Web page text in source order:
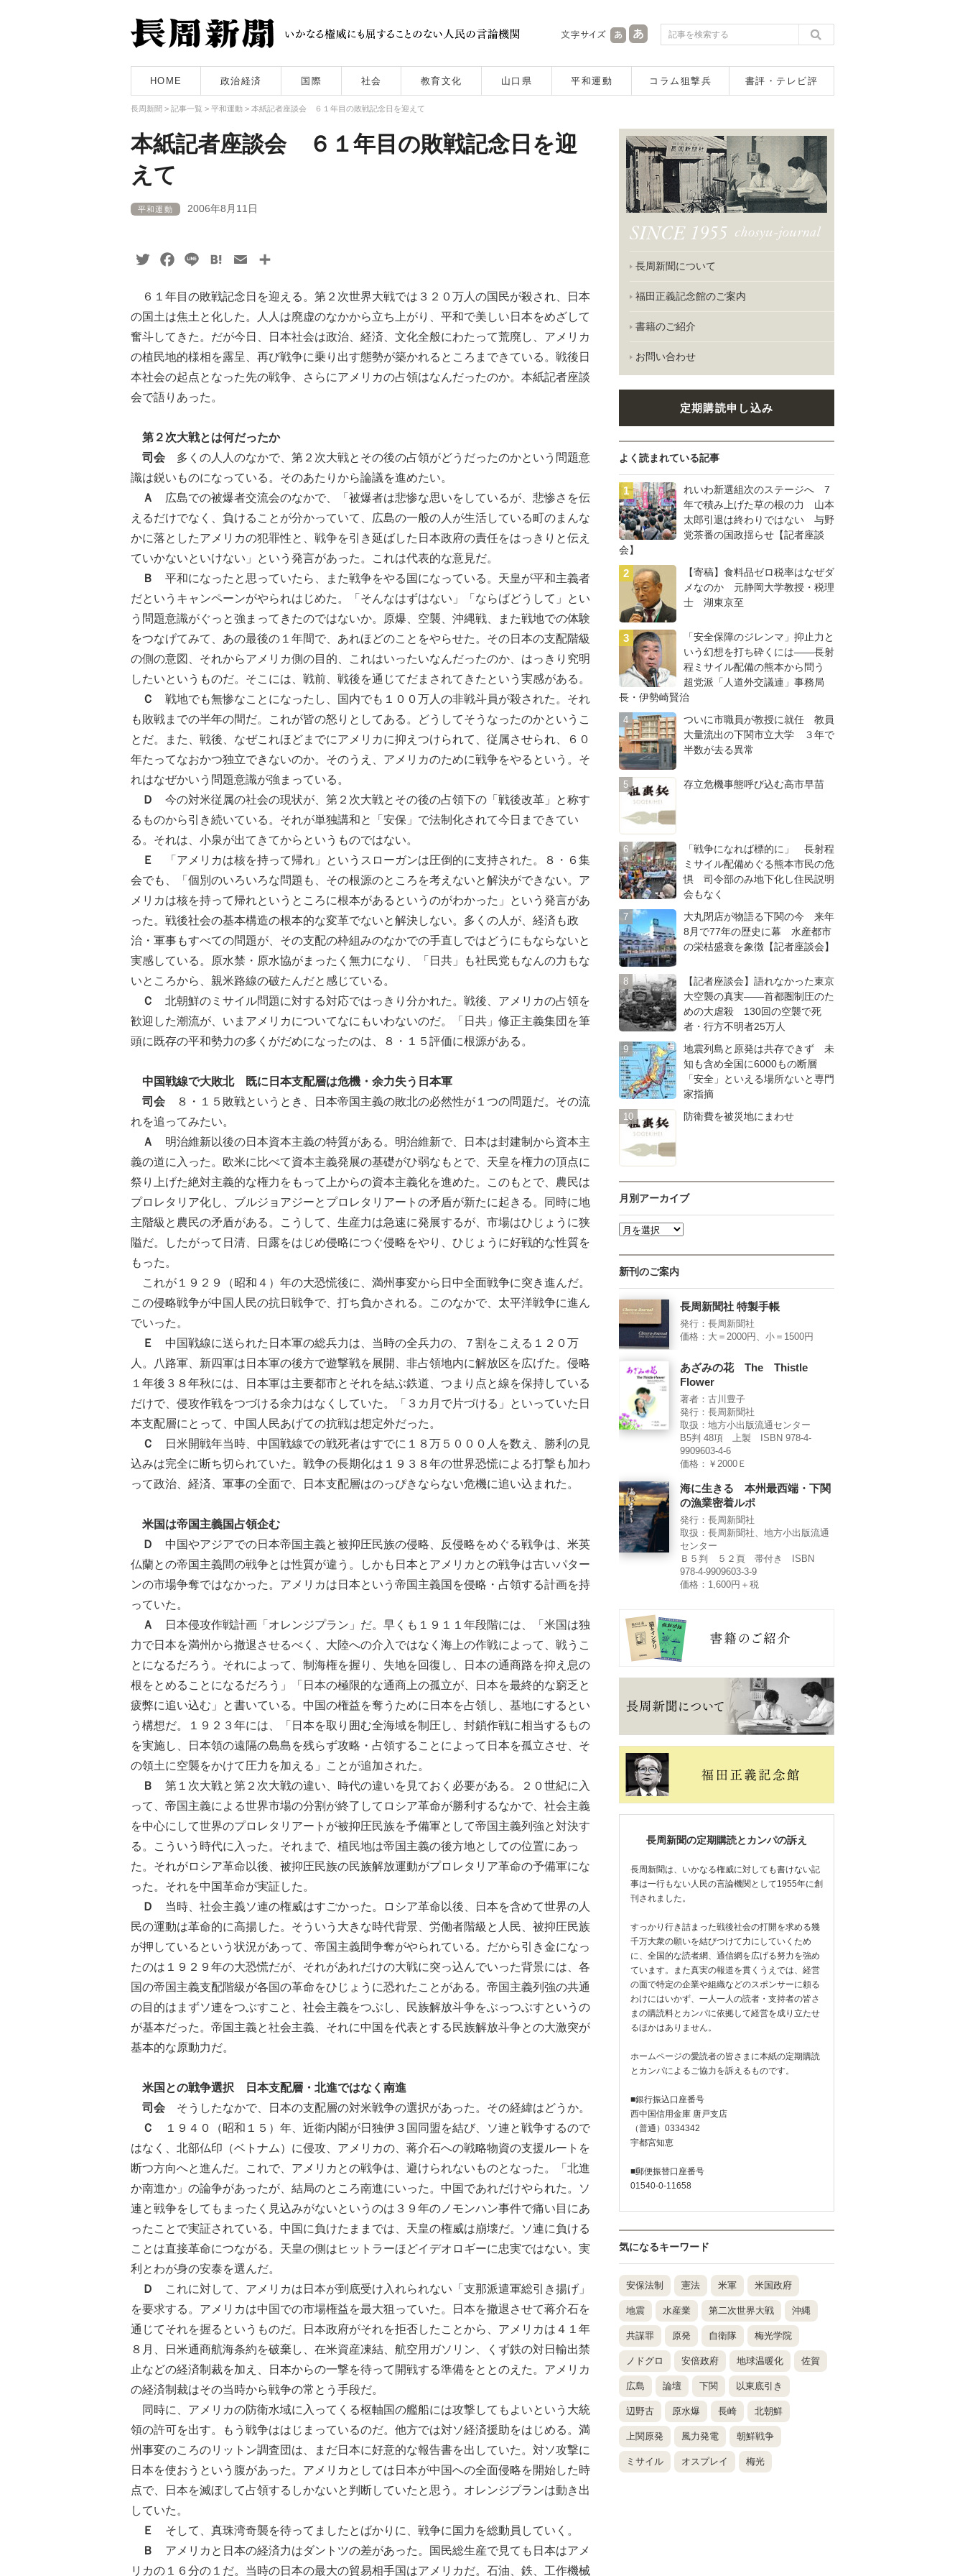
HOME 政治経済 国際 社会 教育文化 山口県 平和運動 コラム狙撃兵 書評・テレビ評
長周新聞 > 記事一覧 > 平和運動 > 本紙記者座談会 ６１年目の敗戦記念日を迎えて
本紙記者座談会 ６１年目の敗戦記念日を迎
えて
平和運動 2006年8月11日
TwitterFacebook
Line HatenaEmail
６１年目の敗戦記念日を迎える。第２次世界大戦では３２０万人の国民が殺され、日本
の国土は焦土と化した。人人は廃虚のなかから立ち上がり、平和で美しい日本をめざして
奮斗してきた。だが今日、日本社会は政治、経済、文化全般にわたって荒廃し、アメリカ
の植民地的様相を露呈、再び戦争に乗り出す態勢が築かれるところまできている。戦後日
本社会の起点となった先の戦争、さらにアメリカの占領はなんだったのか。本紙記者座談
会で語りあった。
第２次大戦とは何だったか
司会 多くの人人のなかで、第２次大戦とその後の占領がどうだったのかという問題意
識は鋭いものになっている。そのあたりから論議を進めたい。
Ａ
広島での被爆者交流会のなかで、「被爆者は悲惨な思いをしているが、悲惨さを伝
えるだけでなく、負けることが分かっていて、広島の一般の人が生活している町のまんな
かに落としたアメリカの犯罪性と、戦争を引き延ばした日本政府の責任をはっきりと伝え
ていかないといけない」という発言があった。これは代表的な意見だ。
Ｂ
平和になったと思っていたら、また戦争をやる国になっている。天皇が平和主義者
だというキャンペーンがやられはじめた。「そんなはずはない」「ならばどうして」とい
う問題意識がぐっと強まってきたのではないか。原爆、空襲、沖縄戦、また戦地での体験
をつなげてみて、あの最後の１年間で、あれほどのことをやらせた。その日本の支配階級
の側の意図、それからアメリカ側の目的、これはいったいなんだったのか、はっきり究明
したいというものだ。そこには、戦前、戦後を通じてだまされてきたという実感がある。
Ｃ 戦地でも無惨なことになったし、国内でも１００万人の非戦斗員が殺された。それ
も敗戦までの半年の間だ。これが皆の怒りとしてある。どうしてそうなったのかというこ
とだ。また、戦後、なぜこれほどまでにアメリカに抑えつけられて、従属させられ、６０
年たってなおかつ独立できないのか。そのうえ、アメリカのために戦争をやるという。そ
れはなぜかいう問題意識が強まっている。
Ｄ
今の対米従属の社会の現状が、第２次大戦とその後の占領下の「戦後改革」と称す
るものから引き続いている。それが単独講和と「安保」で法制化されて今日まできてい
る。それは、小泉が出てきてからというものではない。
Ｅ
「アメリカは核を持って帰れ」というスローガンは圧倒的に支持された。８・６集
会でも、「個別のいろいろな問題も、その根源のところを考えないと解決ができない。ア
メリカは核を持って帰れというところに根本があるというのがわかった」という発言があ
った。戦後社会の基本構造の根本的な変革でないと解決しない。多くの人が、経済も政
治・軍事もすべての問題が、その支配の枠組みのなかでの手直しではどうにもならないと
実感している。原水禁・原水協がまったく無力になり、「日共」も社民党もなんの力もな
いところから、親米路線の破たんだと感じている。
Ｃ
北朝鮮のミサイル問題に対する対応ではっきり分かれた。戦後、アメリカの占領を
歓迎した潮流が、いまアメリカについてなにもいわないのだ。「日共」修正主義集団を筆
頭に既存の平和勢力の多くがだめになったのは、８・１５評価に根源がある。
中国戦線で大敗北 既に日本支配層は危機・余力失う日本軍
司会 ８・１５敗戦というとき、日本帝国主義の敗北の必然性が１つの問題だ。その流
れを追ってみたい。
Ａ
明治維新以後の日本資本主義の特質がある。明治維新で、日本は封建制から資本主
義の道に入った。欧米に比べて資本主義発展の基礎がひ弱なもとで、天皇を権力の頂点に
祭り上げた絶対主義的な権力をもって上からの資本主義化を進めた。このもとで、農民は
プロレタリア化し、ブルジョアジーとプロレタリアートの矛盾が新たに起きる。同時に地
主階級と農民の矛盾がある。こうして、生産力は急速に発展するが、市場はひじょうに狭
隘だ。したがって日清、日露をはじめ侵略につぐ侵略をやり、ひじょうに好戦的な性質を
もった。
これが１９２９（昭和４）年の大恐慌後に、満州事変から日中全面戦争に突き進んだ。
この侵略戦争が中国人民の抗日戦争で、打ち負かされる。このなかで、太平洋戦争に進ん
でいった。
Ｅ
中国戦線に送られた日本軍の総兵力は、当時の全兵力の、７割をこえる１２０万
人。八路軍、新四軍は日本軍の後方で遊撃戦を展開、非占領地内に解放区を広げた。侵略
１年後３８年秋には、日本軍は主要都市とそれを結ぶ鉄道、つまり点と線を保持している
だけで、侵攻作戦をつづける余力はなくしていた。「３カ月で片づける」といっていた日
本支配層にとって、中国人民あげての抗戦は想定外だった。
Ｃ
日米開戦年当時、中国戦線での戦死者はすでに１８万５０００人を数え、勝利の見
込みは完全に断ち切られていた。戦争の長期化は１９３８年の世界恐慌による打撃も加わ
って政治、経済、軍事の全面で、日本支配層はのっぴきならない危機に追い込まれた。
米国は帝国主義国占領企む
Ｄ
中国やアジアでの日本帝国主義と被抑圧民族の侵略、反侵略をめぐる戦争は、米英
仏蘭との帝国主義間の戦争とは性質が違う。しかも日本とアメリカとの戦争は古いパター
ンの市場争奪ではなかった。アメリカは日本という帝国主義国を侵略・占領する計画を持
っていた。
Ａ
日本侵攻作戦計画「オレンジプラン」だ。早くも１９１１年段階には、「米国は独
力で日本を満州から撤退させるべく、大陸への介入ではなく海上の作戦によって、戦うこ
とになるだろう。それによって、制海権を握り、失地を回復し、日本の通商路を抑え息の
根をとめることになるだろう」「日本の極限的な通商上の孤立が、日本を最終的な窮乏と
疲弊に追い込む」と書いている。中国の権益を奪うために日本を占領し、基地にするとい
う構想だ。１９２３年には、「日本を取り囲む全海域を制圧し、封鎖作戦に相当するもの
を実施し、日本領の遠隔の島島を残らず攻略・占領することによって日本を孤立させ、そ
の領土に空襲をかけて圧力を加える」ことが追加された。
Ｂ
第１次大戦と第２次大戦の違い、時代の違いを見ておく必要がある。２０世紀に入
って、帝国主義による世界市場の分割が終了してロシア革命が勝利するなかで、社会主義
を中心にして世界のプロレタリアートが被抑圧民族を予備軍として帝国主義列強と対決す
る。こういう時代に入った。それまで、植民地は帝国主義の後方地としての位置にあっ
た。それがロシア革命以後、被抑圧民族の民族解放運動がプロレタリア革命の予備軍にな
った。それを中国革命が実証した。
Ｄ
当時、社会主義ソ連の権威はすごかった。ロシア革命以後、日本を含めて世界の人
民の運動は革命的に高揚した。そういう大きな時代背景、労働者階級と人民、被抑圧民族
が押しているという状況があって、帝国主義間争奪がやられている。だから引き金になっ
たのは１９２９年の大恐慌だが、それがあれだけの大戦に突っ込んでいった背景には、各
国の帝国主義支配階級が各国の革命をひじょうに恐れたことがある。帝国主義列強の共通
の目的はまずソ連をつぶすこと、社会主義をつぶし、民族解放斗争をぶっつぶすというの
が基本だった。帝国主義と社会主義、それに中国を代表とする民族解放斗争との大激突が
基本的な原動力だ。
米国との戦争選択 日本支配層・北進ではなく南進
司会 そうしたなかで、日本の支配層の対米戦争の選択があった。その経緯はどうか。
Ｃ
１９４０（昭和１５）年、近衛内閣が日独伊３国同盟を結び、ソ連と戦争するので
はなく、北部仏印（ベトナム）に侵攻、アメリカの、蒋介石への戦略物資の支援ルートを
断つ方向へと進んだ。これで、アメリカとの戦争は、避けられないものとなった。「北進
か南進か」の論争があったが、結局のところ南進にいった。中国であれだけやられた。ソ
連と戦争をしてもまったく見込みがないというのは３９年のノモンハン事件で痛い目にあ
ったことで実証されている。中国に負けたままでは、天皇の権威は崩壊だ。ソ連に負ける
ことは直接革命につながる。天皇の側はヒットラーほどイデオロギーに忠実ではない。実
利とわが身の安泰を選んだ。
Ｄ
これに対して、アメリカは日本が到底受け入れられない「支那派遣軍総引き揚げ」
を要求する。アメリカは中国での市場権益を最大狙っていた。日本を撤退させて蒋介石を
通じてそれを握るというものだ。日本政府がそれを拒否したことから、アメリカは４１年
８月、日米通商航海条約を破棄し、在米資産凍結、航空用ガソリン、くず鉄の対日輸出禁
止などの経済制裁を加え、日本からの一撃を待って開戦する準備をととのえた。アメリカ
の経済制裁はその当時から戦争の常とう手段だ。
同時に、アメリカの防衛水域に入ってくる枢軸国の艦船には攻撃してもよいという大統
領の許可を出す。もう戦争ははじまっているのだ。他方では対ソ経済援助をはじめる。満
州事変のころのリットン調査団は、まだ日本に好意的な報告書を出していた。対ソ攻撃に
日本を使おうという腹があった。アメリカとしては日本が中国への全面侵略を開始した時
点で、日本を滅ぼして占領するしかないと判断していたと思う。オレンジプランは動き出
していた。
Ｅ そして、真珠湾奇襲を待ってましたとばかりに、戦争に国力を総動員していく。
Ｂ
アメリカと日本の経済力はダントツの差があった。国民総生産で見ても日本はアメ
リカの１６分の１だ。当時の日本の最大の貿易相手国はアメリカだ。石油、鉄、工作機械
長周新聞について
福田正義記念館のご案内
書籍のご紹介
お問い合わせ
定期購読申し込み
よく読まれている記事
れいわ新選組次のステージへ 7
年で積み上げた草の根の力 山本
太郎引退は終わりではない 与野
党茶番の国政揺らせ【記者座談
会】
【寄稿】食料品ゼロ税率はなぜダ
メなのか 元静岡大学教授・税理
士 湖東京至
「安全保障のジレンマ」抑止力と
いう幻想を打ち砕くには――長射
程ミサイル配備の熊本から問う
超党派「人道外交議連」事務局
長・伊勢崎賢治
ついに市職員が教授に就任 教員
大量流出の下関市立大学 ３年で
半数が去る異常
存立危機事態呼び込む高市早苗
「戦争になれば標的に」 長射程
ミサイル配備めぐる熊本市民の危
惧 司令部のみ地下化し住民説明
会もなく
大丸閉店が物語る下関の今 来年
8月で77年の歴史に幕 水産都市
の栄枯盛衰を象徴【記者座談会】
【記者座談会】語れなかった東京
大空襲の真実――首都圏制圧のた
めの大虐殺 130回の空襲で死
者・行方不明者25万人
地震列島と原発は共存できず 未
知も含め全国に6000もの断層
「安全」といえる場所ないと専門
家指摘
防衛費を被災地にまわせ
月別アーカイブ
新刊のご案内
長周新聞社 特製手帳
発行：長周新聞社
価格：大＝2000円、小＝1500円
あざみの花 The Thistle
Flower
著者：古川豊子
発行：長周新聞社
取扱：地方小出版流通センター
B5判 48項 上製 ISBN 978-4-
9909603-4-6
価格：￥2000Ｅ
海に生きる 本州最西端・下関
の漁業密着ルポ
発行：長周新聞社
取扱：長周新聞社、地方小出版流通
センター
Ｂ５判 ５２頁 帯付き ISBN
978-4-9909603-3-9
価格：1,600円＋税
長周新聞の定期購読とカンパの訴え
長周新聞は、いかなる権威に対しても書けない記
事は一行もない人民の言論機関として1955年に創
刊されました。
すっかり行き詰まった戦後社会の打開を求める幾
千万大衆の願いを結びつけて力にしていくため
に、全国的な読者網、通信網を広げる努力を強め
ています。また真実の報道を貫くうえでは、経営
の面で特定の企業や組織などのスポンサーに頼る
わけにはいかず、一人一人の読者・支持者の皆さ
まの購読料とカンパに依拠して経営を成り立たせ
るほかはありません。
ホームページの愛読者の皆さまに本紙の定期購読
とカンパによるご協力を訴えるものです。
■銀行振込口座番号
西中国信用金庫 唐戸支店
（普通）0334342
宇都宮知恵
■郵便振替口座番号
01540-0-11658
気になるキーワード
安保法制 憲法 米軍 米国政府
地震 水産業 第二次世界大戦 沖縄
共謀罪 原発 自衛隊 梅光学院
ノドグロ 安倍政府 地球温暖化 佐賀
広島 論壇 下関 以東底引き
辺野古 原水爆 長崎 北朝鮮
上関原発 風力発電 朝鮮戦争
ミサイル オスプレイ 梅光